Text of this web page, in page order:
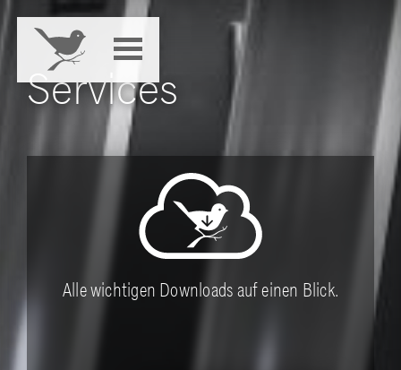
Services
Alle wichtigen Downloads auf einen Blick.